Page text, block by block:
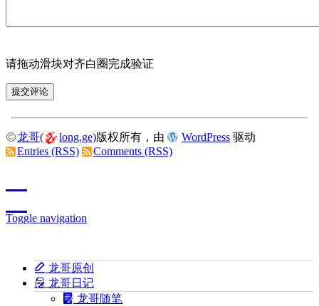
请拖动滑块对齐白圈完成验证
龙哥( long.ge)版权所有，由 WordPress 驱动
Entries (RSS)
Comments (RSS)
Toggle navigation
龙哥原创
龙哥日记
龙哥随笔